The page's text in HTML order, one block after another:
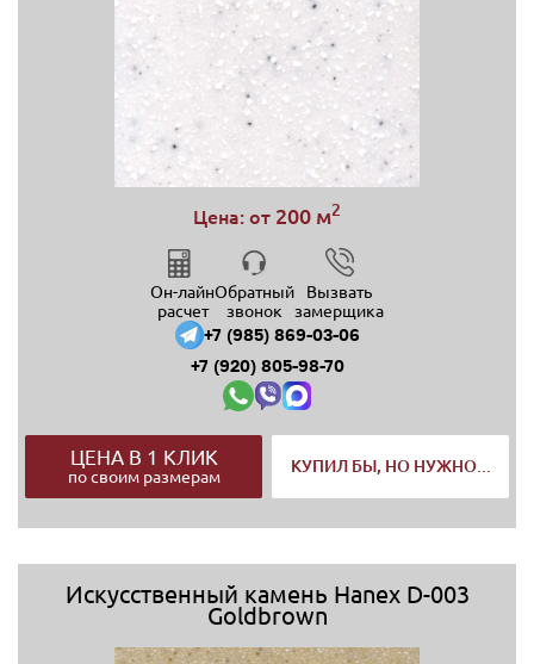
Цена: от 200 м2
Он-лайн
расчет
Обратный
звонок
Вызвать
замерщика
+7 (985) 869-03-06
+7 (920) 805-98-70
ЦЕНА В 1 КЛИК
по своим размерам
КУПИЛ БЫ, НО НУЖНО...
Искусственный камень Hanex D-003
Goldbrown